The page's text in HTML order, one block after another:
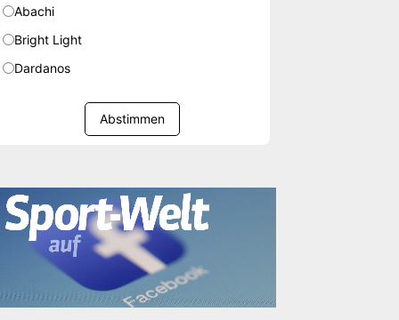
Abachi
Bright Light
Dardanos
Abstimmen